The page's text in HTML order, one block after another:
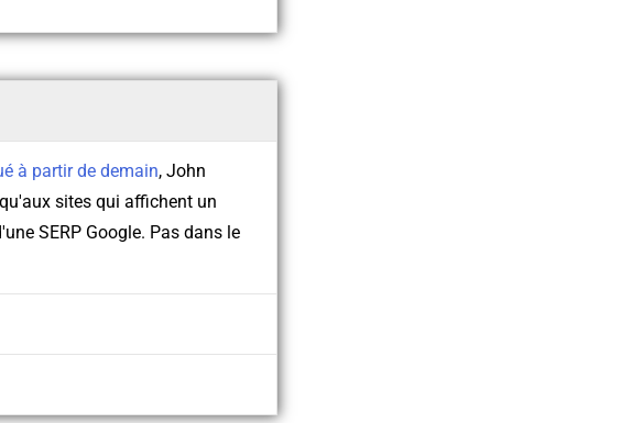
à partir de demain, John
sites qui affichent un
SERP Google. Pas dans le